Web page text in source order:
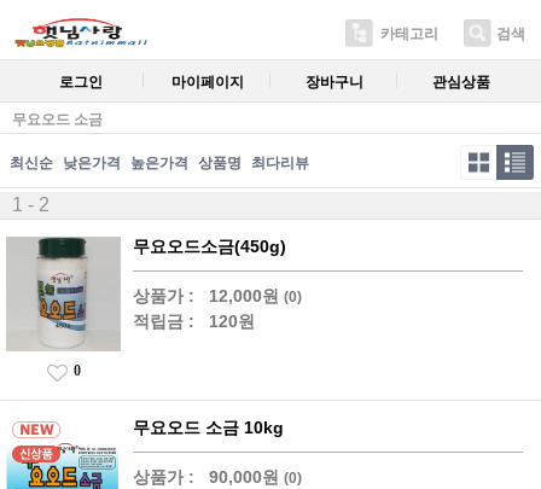
카테고리 검색
로그인 마이페이지 장바구니 관심상품
무요오드 소금
최신순 낮은가격 높은가격 상품명 최다리뷰
1 - 2
무요오드소금(450g)
상품가 : 12,000원 (0)
적립금 : 120원
0
무요오드 소금 10kg
상품가 : 90,000원 (0)